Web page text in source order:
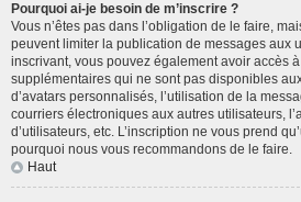
Pourquoi ai-je besoin de m’inscrire ?
Vous n’êtes pas dans l’obligation de le faire,
peuvent limiter la publication de messages aux
inscrivant, vous pouvez également avoir accès
supplémentaires qui ne sont pas disponibles
d’avatars personnalisés, l’utilisation de la
courriers électroniques aux autres utilisateurs,
d’utilisateurs, etc. L’inscription ne vous prend
pourquoi nous vous recommandons de le faire.
Haut